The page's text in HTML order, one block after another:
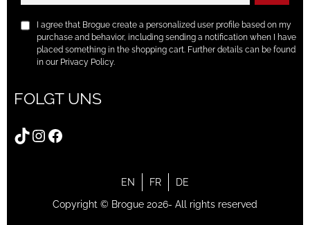
I agree that Brogue create a personalized user profile based on my
purchase and behavior, including sending a notification when I have
placed something in the shopping cart. Further details can be found
in our Privacy Policy.
FOLGT UNS
TikTok
Instagram
Facebook
EN FR
DE
Copyright © Brogue 2026- All rights reserved